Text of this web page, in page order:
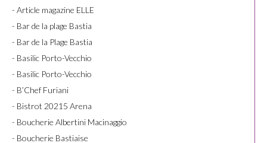
- Article magazine ELLE
- Bar de la plage Bastia
- Bar de la Plage Bastia
- Basilic Porto-Vecchio
- Basilic Porto-Vecchio
- B’Chef Furiani
- Bistrot 20215 Arena
- Boucherie Albertini Macinaggio
- Boucherie Bastiaise